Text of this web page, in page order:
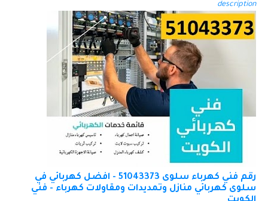
description
رقم فني كهرباء سلوى 51043373 - افضل كهربائي في
سلوى كهربائي منازل وتمديدات ومقاولات كهرباء - فني